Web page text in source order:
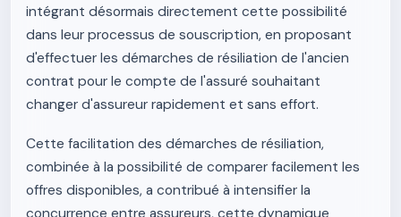
intégrant désormais directement cette possibilité
dans leur processus de souscription, en proposant
d'effectuer les démarches de résiliation de l'ancien
contrat pour le compte de l'assuré souhaitant
changer d'assureur rapidement et sans effort.
Cette facilitation des démarches de résiliation,
combinée à la possibilité de comparer facilement les
offres disponibles, a contribué à intensifier la
concurrence entre assureurs, cette dynamique